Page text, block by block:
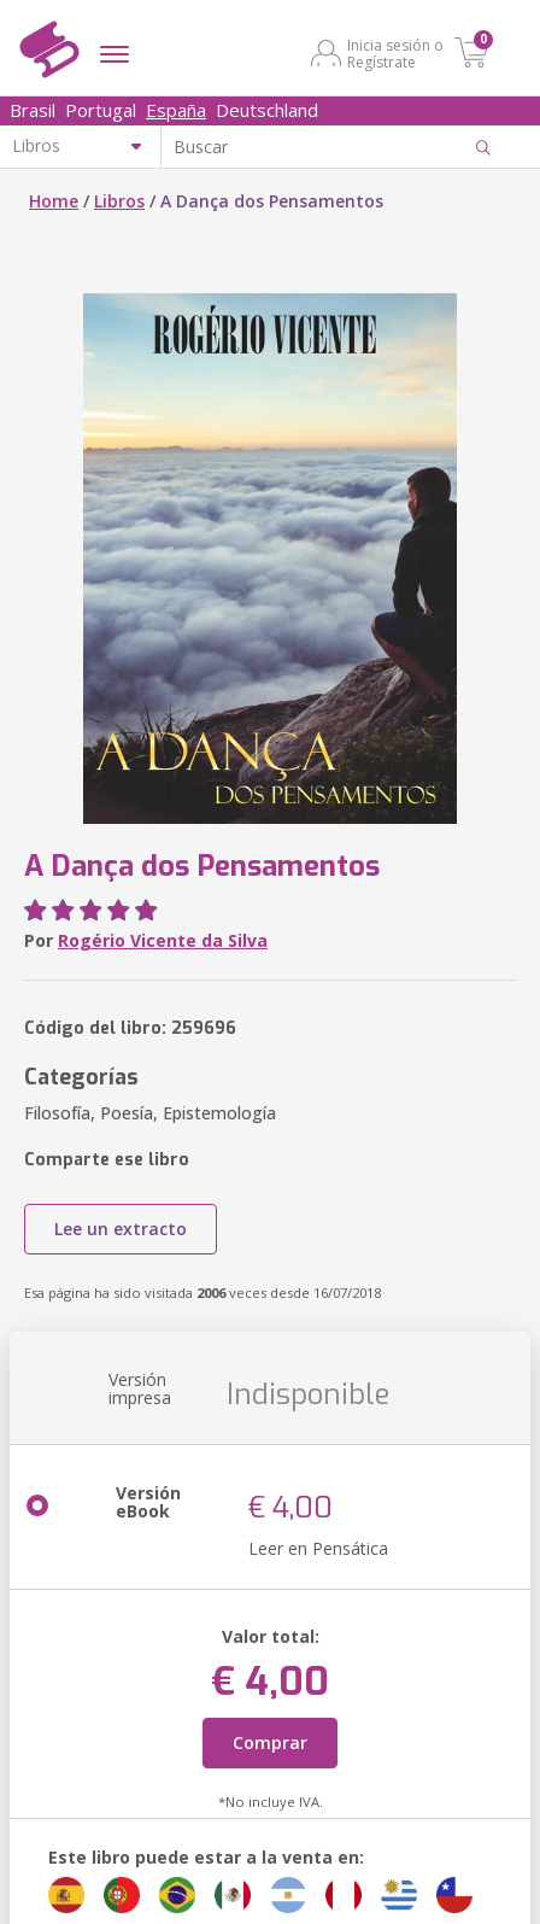
Inicia sesión o
Regístrate
0
Brasil Portugal España Deutschland
Home / Libros /A Dança dos Pensamentos
A Dança dos Pensamentos
Por Rogério Vicente da Silva
Código del libro: 259696
Categorías
Filosofía, Poesía, Epistemología
Comparte ese libro
Lee un extracto
Esa página ha sido visitada 2006veces desde 16/07/2018
Versión
impresa Indisponible
Versión
eBook € 4,00
Leer en Pensática
Valor total:
€ 4,00
Comprar
*No incluye IVA.
Este libro puede estar a la venta en: